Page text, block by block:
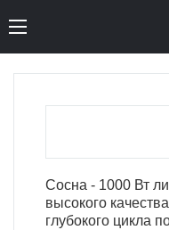
Сосна - 1000 Вт
высокого
глубокого цикла